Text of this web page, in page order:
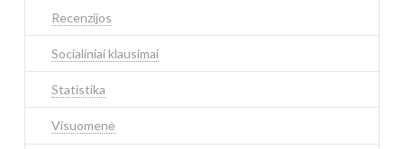
Recenzijos
Socialiniai klausimai
Statistika
Visuomenė